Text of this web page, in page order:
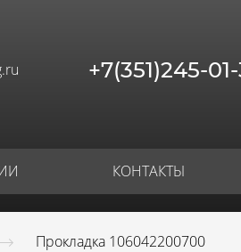
+7(351)245-
КОНТАКТЫ
Прокладка 106042200700